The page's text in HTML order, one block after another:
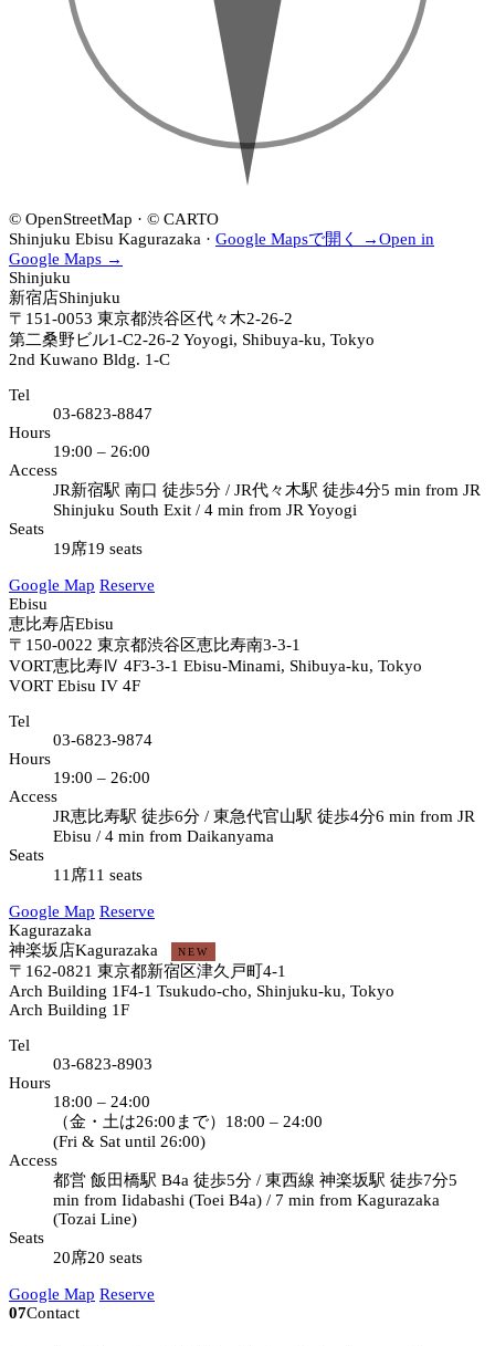
新
宿
店
19:00–
26:00
EBISU
恵
比
·
19:00–
26:00
© OpenStreetMap · © CARTO
Shinjuku Ebisu Kagurazaka · Google Mapsで開く →Open in
Google Maps →
Shinjuku
新宿店Shinjuku
〒151-0053 東京都渋谷区代々木2-26-2
第二桑野ビル1-C2-26-2 Yoyogi, Shibuya-ku, Tokyo
2nd Kuwano Bldg. 1-C
Tel
03-6823-8847
Hours
19:00 – 26:00
Access
JR新宿駅 南口 徒歩5分 / JR代々木駅 徒歩4分5 min from JR
Shinjuku South Exit / 4 min from JR Yoyogi
Seats
19席19 seats
Google Map Reserve
Ebisu
恵比寿店Ebisu
〒150-0022 東京都渋谷区恵比寿南3-3-1
VORT恵比寿Ⅳ 4F3-3-1 Ebisu-Minami, Shibuya-ku, Tokyo
VORT Ebisu IV 4F
Tel
03-6823-9874
Hours
19:00 – 26:00
Access
JR恵比寿駅 徒歩6分 / 東急代官山駅 徒歩4分6 min from JR
Ebisu / 4 min from Daikanyama
Seats
11席11 seats
Google Map Reserve
Kagurazaka
神楽坂店Kagurazaka NEW
〒162-0821 東京都新宿区津久戸町4-1
Arch Building 1F4-1 Tsukudo-cho, Shinjuku-ku, Tokyo
Arch Building 1F
Tel
03-6823-8903
Hours
18:00 – 24:00
（金・土は26:00まで） 18:00 – 24:00
(Fri & Sat until 26:00)
Access
都営 飯田橋駅 B4a 徒歩5分 / 東西線 神楽坂駅 徒歩7分5
min from Iidabashi (Toei B4a) / 7 min from Kagurazaka
(Tozai Line)
Seats
20席20 seats
Google Map Reserve
07Contact